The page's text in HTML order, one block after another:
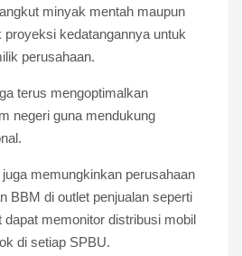
minyak mentah maupun
kedatangannya untuk
perusahaan.
terus mengoptimalkan
negeri guna mendukung
memungkinkan perusahaan
BBM di outlet penjualan seperti
memonitor distribusi mobil
di setiap SPBU.